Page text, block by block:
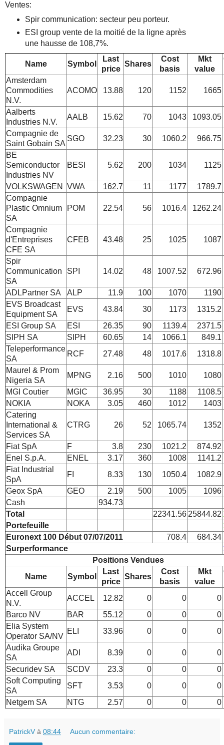
Ventes:
Spir communication: secteur peu porteur.
ESI group vente de la moitié de la ligne après
une hausse de 108,7%.
Name Symbol
Last
price
Shares
Cost
basis
Mkt
value
Amsterdam
Commodities
N.V.
ACOMO 13.88 120 1152 1665
Aalberts
Industries N.V.
AALB 15.62 70 1043
1093.05
Compagnie de
Saint Gobain SA
SGO 32.23 30 1060.2
966.75
BE
Semiconductor
Industries NV
BESI 5.62 200 1034 1125
VOLKSWAGEN VWA 162.7 11 1177
1789.7
Compagnie
Plastic Omnium
SA
POM 22.54 56 1016.4 1262.24
Compagnie
d'Entreprises
CFE SA
CFEB 43.48 25 1025 1087
Spir
Communication
SA
SPI 14.02 48 1007.52 672.96
ADLPartner SA ALP 11.9 100 1070
1190
EVS Broadcast
Equipment SA
EVS 43.84 30 1173
1315.2
ESI Group SA
ESI 26.35 90 1139.4
2371.5
SIPH SA
SIPH 60.65 14 1066.1
849.1
Teleperformance
SA
RCF 27.48 48 1017.6
1318.8
Maurel & Prom
Nigeria SA
MPNG 2.16 500 1010
1080
MGI Coutier
MGIC 36.95 30 1188
1108.5
NOKIA
NOKA 3.05 460 1012
1403
Catering
International &
Services SA
CTRG 26 52 1065.74 1352
Fiat SpA F 3.8 230 1021.2
874.92
Enel S.p.A.
ENEL 3.17 360 1008
1141.2
Fiat Industrial
SpA
FI 8.33 130 1050.4
1082.9
Geox SpA
GEO 2.19 500 1005
1096
Cash
934.73
Total
22341.56 25844.82
Portefeuille
Euronext 100 Début 07/07/2011
708.4
684.34
Surperformance
Positions Vendues
Name
Symbol
Last
price
Shares
Cost
basis
Mkt
value
Accell Group
N.V.
ACCEL 12.82 0 0
0
Barco NV
BAR 55.12 0 0
0
Elia System
Operator SA/NV
ELI 33.96 0 0
0
Audika Groupe
SA
ADI 8.39 0 0
0
Securidev SA
SCDV 23.3 0 0
0
Soft Computing
SA
SFT 3.53 0 0
0
Netgem SA
NTG 2.57 0 0 0
PatrickV à 08:44 Aucun commentaire: